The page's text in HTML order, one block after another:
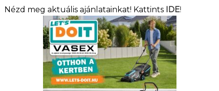
Nézd meg aktuális ajánlatainkat! Kattints IDE!